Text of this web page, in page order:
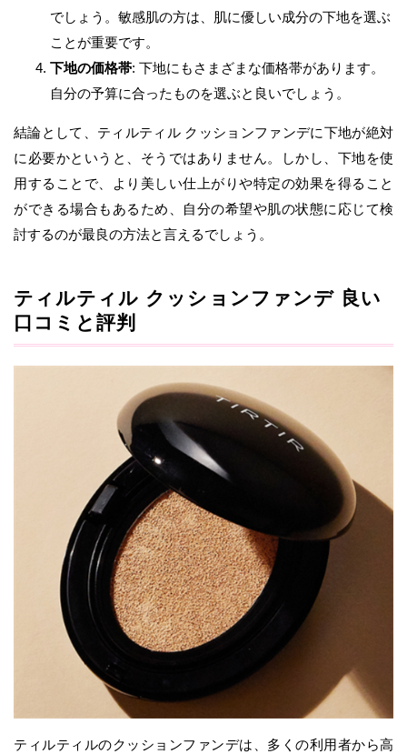
でしょう。敏感肌の方は、肌に優しい成分の下地を選ぶ
ことが重要です。
下地の価格帯: 下地にもさまざまな価格帯があります。
自分の予算に合ったものを選ぶと良いでしょう。
結論として、ティルティル クッションファンデに下地が絶対
に必要かというと、そうではありません。しかし、下地を使
用することで、より美しい仕上がりや特定の効果を得ること
ができる場合もあるため、自分の希望や肌の状態に応じて検
討するのが最良の方法と言えるでしょう。
ティルティル クッションファンデ 良い
口コミと評判
ティルティルのクッションファンデは、多くの利用者から高